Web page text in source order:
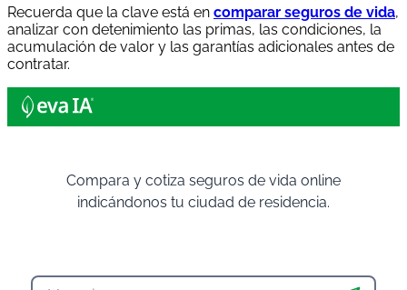
Recuerda que la clave está en comparar seguros de vida,
analizar con detenimiento las primas, las condiciones, la
acumulación de valor y las garantías adicionales antes de
contratar.
Compara y cotiza seguros de vida online
indicándonos tu ciudad de residencia.